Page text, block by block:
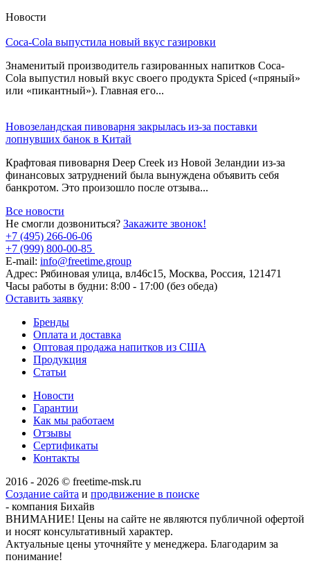
Новости
Coca-Cola выпустила новый вкус газировки
Знаменитый производитель газированных напитков Coca-
Cola выпустил новый вкус своего продукта Spiced («пряный»
или «пикантный»). Главная его...
Новозеландская пивоварня закрылась из-за поставки
лопнувших банок в Китай
Крафтовая пивоварня Deep Creek из Новой Зеландии из-за
финансовых затруднений была вынуждена объявить себя
банкротом. Это произошло после отзыва...
Все новости
Не смогли дозвониться? Закажите звонок!
+7 (495) 266-06-06
+7 (999) 800-00-85
E-mail: info@freetime.group
Адрес: Рябиновая улица, вл46с15, Москва, Россия, 121471
Часы работы в будни: 8:00 - 17:00 (без обеда)
Оставить заявку
Бренды
Оплата и доставка
Оптовая продажа напитков из США
Продукция
Статьи
Новости
Гарантии
Как мы работаем
Отзывы
Сертификаты
Контакты
2016 - 2026 © freetime-msk.ru
Создание сайта и продвижение в поиске
- компания Бихайв
ВНИМАНИЕ! Цены на сайте не являются публичной офертой
и носят консультативный характер.
Актуальные цены уточняйте у менеджера. Благодарим за
понимание!